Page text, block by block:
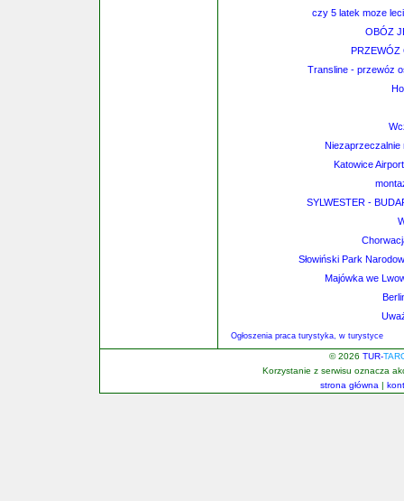
czy 5 latek moze
OBÓZ
PRZEWÓZ
Transline - przewóz
Niezaprzeczalnie
Katowice
SYLWESTER -
Słowiński Park
Majówka we
Ogłoszenia praca turystyka, w turystyce
© 2026 TUR-
Korzystanie z serwisu oznacza
strona główna |